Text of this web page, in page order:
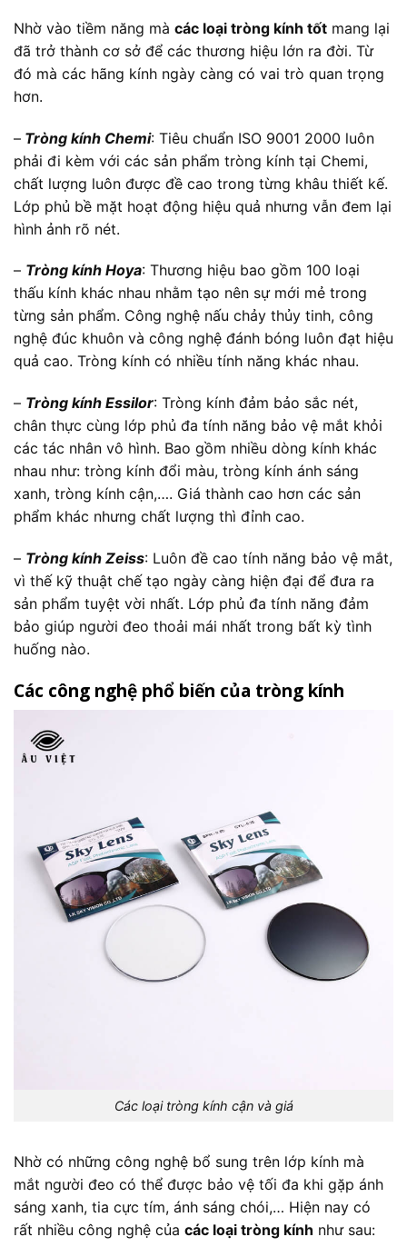
Nhờ vào tiềm năng mà các loại tròng kính tốt mang lại
đã trở thành cơ sở để các thương hiệu lớn ra đời. Từ
đó mà các hãng kính ngày càng có vai trò quan trọng
hơn.
– Tròng kính Chemi: Tiêu chuẩn ISO 9001 2000 luôn
phải đi kèm với các sản phẩm tròng kính tại Chemi,
chất lượng luôn được đề cao trong từng khâu thiết kế.
Lớp phủ bề mặt hoạt động hiệu quả nhưng vẫn đem lại
hình ảnh rõ nét.
– Tròng kính Hoya: Thương hiệu bao gồm 100 loại
thấu kính khác nhau nhằm tạo nên sự mới mẻ trong
từng sản phẩm. Công nghệ nấu chảy thủy tinh, công
nghệ đúc khuôn và công nghệ đánh bóng luôn đạt hiệu
quả cao. Tròng kính có nhiều tính năng khác nhau.
– Tròng kính Essilor: Tròng kính đảm bảo sắc nét,
chân thực cùng lớp phủ đa tính năng bảo vệ mắt khỏi
các tác nhân vô hình. Bao gồm nhiều dòng kính khác
nhau như: tròng kính đổi màu, tròng kính ánh sáng
xanh, tròng kính cận,…. Giá thành cao hơn các sản
phẩm khác nhưng chất lượng thì đỉnh cao.
– Tròng kính Zeiss: Luôn đề cao tính năng bảo vệ mắt,
vì thế kỹ thuật chế tạo ngày càng hiện đại để đưa ra
sản phẩm tuyệt vời nhất. Lớp phủ đa tính năng đảm
bảo giúp người đeo thoải mái nhất trong bất kỳ tình
huống nào.
Các công nghệ phổ biến của tròng kính
Các loại tròng kính cận và giá
Nhờ có những công nghệ bổ sung trên lớp kính mà
mắt người đeo có thể được bảo vệ tối đa khi gặp ánh
sáng xanh, tia cực tím, ánh sáng chói,… Hiện nay có
rất nhiều công nghệ của các loại tròng kính như sau: